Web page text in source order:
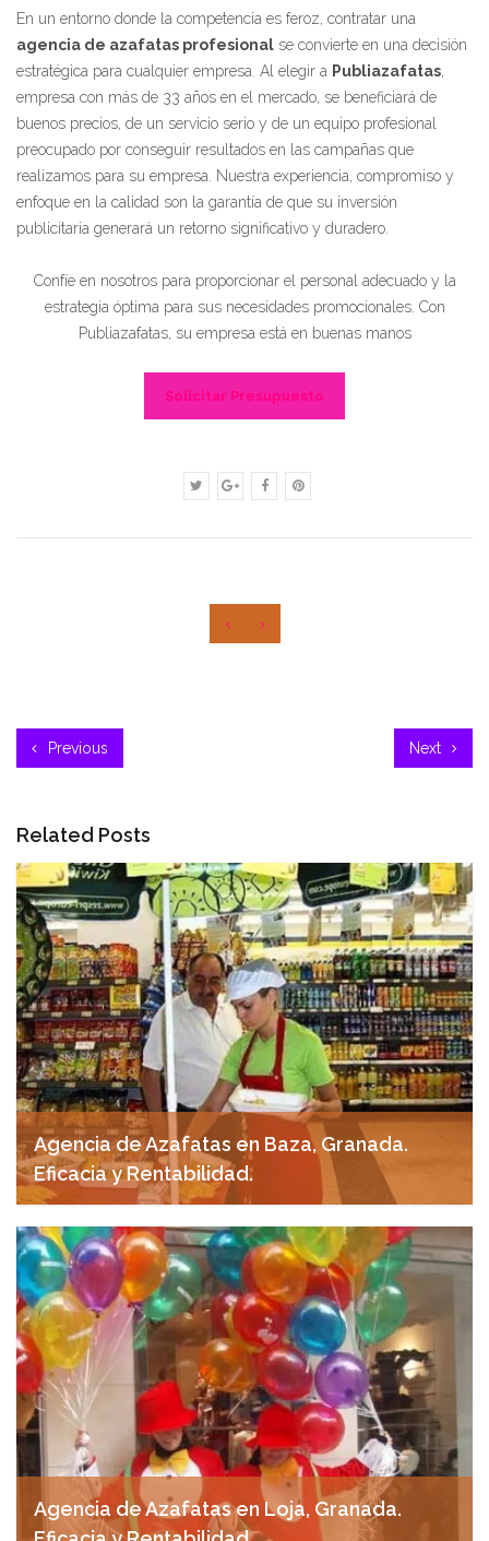
En un entorno donde la competencia es feroz, contratar una
agencia de azafatas profesional se convierte en una decisión
estratégica para cualquier empresa. Al elegir a Publiazafatas
empresa con más de 33 años en el mercado, se beneficiará de
buenos precios, de un servicio serio y de un equipo profesional
preocupado por conseguir resultados en las campañas que
realizamos para su empresa. Nuestra experiencia, compromiso y
enfoque en la calidad son la garantía de que su inversión
publicitaria generará un retorno significativo y duradero.
Confíe en nosotros para proporcionar el personal adecuado y la
estrategia óptima para sus necesidades promocionales. Con
Publiazafatas, su empresa está en buenas manos
Solicitar Presupuesto
‹ ›
Previous Next
Related Posts
Agencia de Azafatas en Baza, Granada.
Eficacia y Rentabilidad.
abril 29, 2025
Agencia de Azafatas en Loja, Granada.